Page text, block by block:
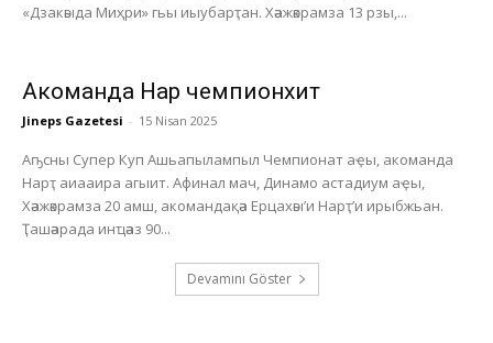
«Дзакәыда Миҳри» гьы иыубарҭан. Хәажәкрамза 13 рзы,...
Акоманда Нарҭ чемпионхит
Jineps Gazetesi - 15 Nisan 2025
Аҧсны Супер Куп Ашьапылампыл Чемпионат аҿы, акоманда
Нарҭ аиааира агыит. Афинал мач, Динамо астадиум аҿы,
Хәажәкрамза 20 амш, акомандақәа Ерцахәы’и Нарҭ’и ирыбжьан.
Ҭашәарада инҵәаз 90...
Devamını Göster